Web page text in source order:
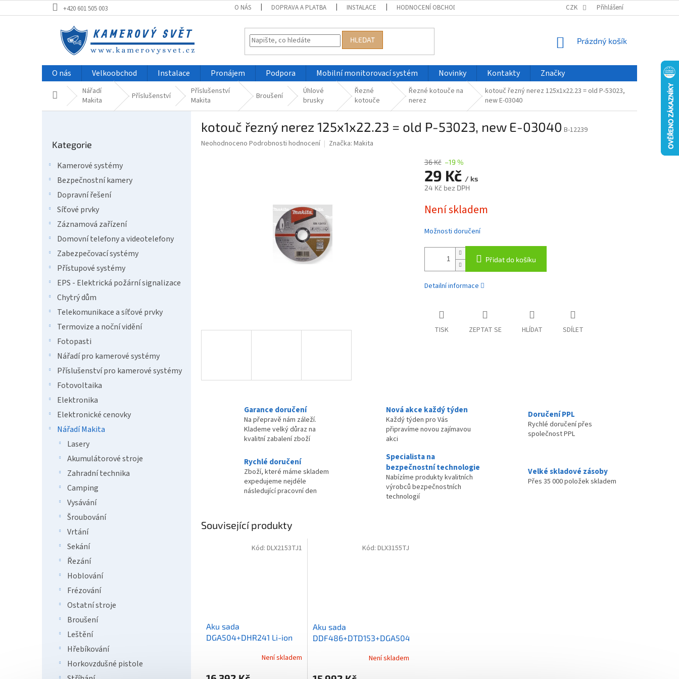
na
+420 601 505 003 O NÁS DOPRAVA A PLATBA INSTALACE HODNOCENÍ OBCHODU VELKOOBCHOD ČASTO KLADENÉ DOTAZY
CZK Přihlášení
HLEDAT
NÁKUPNÍ
Prázdný košík
O nás Velkoobchod Instalace Pronájem Podpora Mobilní monitorovací systém Novinky Kontakty Značky
Domů Nářadí
Makita
Příslušenství
Příslušenství
Makita
Broušení
Úhlové
brusky
Řezné
kotouče
Řezné kotouče na
nerez
kotouč řezný nerez 125x1x22.23 = old P-53023,
new E-03040
kategorie
Kategorie
Kamerové systémy
Bezpečnostní kamery
Dopravní řešení
Síťové prvky
Záznamová zařízení
Domovní telefony a videotelefony
Zabezpečovací systémy
Přístupové systémy
EPS - Elektrická požární signalizace
Chytrý dům
Telekomunikace a síťové prvky
Termovize a noční vidění
Fotopasti
Nářadí pro kamerové systémy
Příslušenství pro kamerové systémy
Fotovoltaika
Elektronika
Elektronické cenovky
Nářadí Makita
Lasery
Akumulátorové stroje
Zahradní technika
Camping
Vysávání
Šroubování
Vrtání
Sekání
Řezání
Hoblování
Frézování
Ostatní stroje
Broušení
Leštění
Hřebíkování
Horkovzdušné pistole
kotouč řezný nerez 125x1x22.23 = old P-53023, new E-03040 B-12239
Průměrné
Neohodnoceno Podrobnosti hodnocení Značka: Makita
36 Kč –19 %
29 Kč / ks
24 Kč bez DPH
cena:
Není skladem
Možnosti doručení
Přidat do košíku
Detailní informace
TISK ZEPTAT SE HLÍDAT SDÍLET
Garance doručení
Na přepravě nám záleží.
Klademe velký důraz na
kvalitní zabalení zboží
Nová akce každý týden
Každý týden pro Vás
připravíme novou zajímavou
akci
Doručení PPL
Rychlé doručení přes
společnost PPL
Rychlé doručení
Zboží, které máme skladem
expedujeme nejdéle
následující pracovní den
Specialista na
bezpečnostní technologie
Nabízíme produkty kvalitních
výrobců bezpečnostních
technologií
Velké skladové zásoby
Přes 35 000 položek skladem
Související produkty
Aku sada
DGA504+DHR241 Li-ion
Není skladem
Kód: DLX2153TJ1
Aku sada
DDF486+DTD153+DGA504
Není skladem
Kód: DLX3155TJ